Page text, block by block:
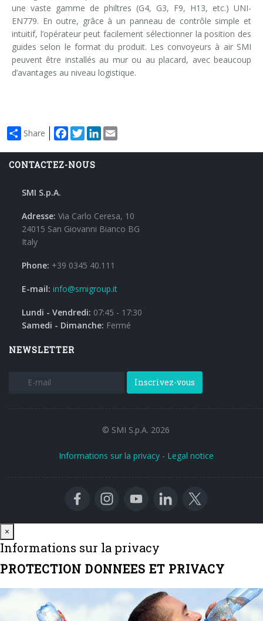
une vaste gamme de philtres (G4, G3, F9, H13, etc.) UNI-
EN779. En outre, grâce à un panneau de contrôle simple et
intuitif, l’opérateur peut facilement sélectionner la position des
guides selon le format du produit. Les convoyeurs à air SMI
peuvent être installés au mur ou au placard, avec beaucoup
d’avantages au niveau logistique.
Share Facebook
TwitterLinkedIn
CONTACTEZ-NOUS
SMI S.p.A.
Adresse: Via Carlo Ceresa, 10
24015 San Giovanni Bianco BG
Italy
Phone: +39 0345 40.111
E-mail: info@smigroup.it
Lundi - Vendredi: 07:45 - 17:30
Samedi - Dimanche: Fermé
NEWSLETTER
Inscrivez-vous
© SMI S.p.A. 2026
Informations sur la privacy- Legal notice
×
Informations sur la privacy
PROTECTION DONNEES ET PRIVACY